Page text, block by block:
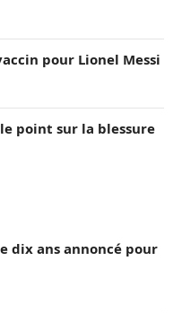
pour Lionel Messi
point sur la blessure
dix ans annoncé pour